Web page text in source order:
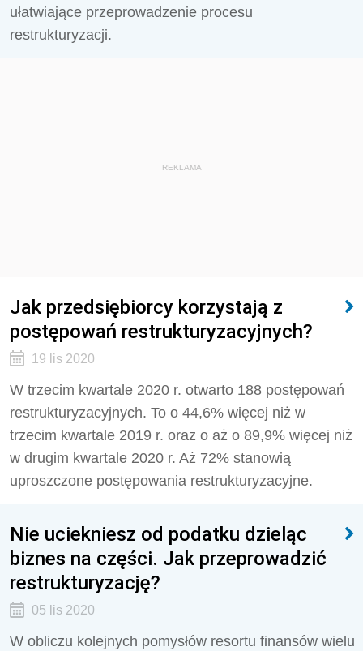
ułatwiające przeprowadzenie procesu
restrukturyzacji.
REKLAMA
Jak przedsiębiorcy korzystają z
postępowań restrukturyzacyjnych?
19 lis 2020
W trzecim kwartale 2020 r. otwarto 188 postępowań
restrukturyzacyjnych. To o 44,6% więcej niż w
trzecim kwartale 2019 r. oraz o aż o 89,9% więcej niż
w drugim kwartale 2020 r. Aż 72% stanowią
uproszczone postępowania restrukturyzacyjne.
Nie uciekniesz od podatku dzieląc
biznes na części. Jak przeprowadzić
restrukturyzację?
05 lis 2020
W obliczu kolejnych pomysłów resortu finansów wielu